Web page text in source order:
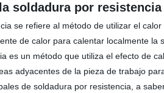
soldadura por resistencia
se refiere al método de utilizar el
de calor para calentar localmente
es un método que utiliza el efecto de
adyacentes de la pieza de trabajo
de soldadura por resistencia, a